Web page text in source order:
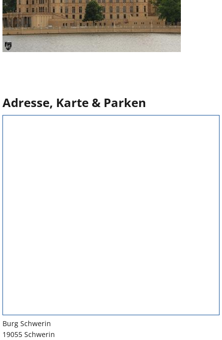
Adresse, Karte & Parken
Burg Schwerin
19055 Schwerin